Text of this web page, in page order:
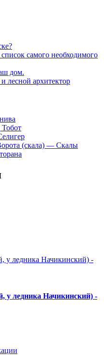
самого необходимого
дом.
лесной архитектор
(скала) — Скалы
у ледника Начикинский) -